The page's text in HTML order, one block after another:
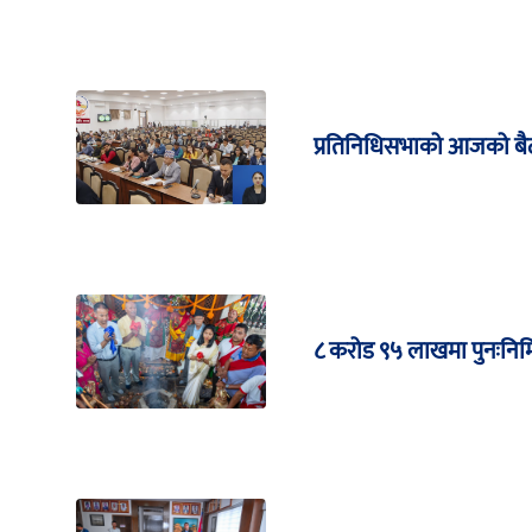
प्रतिनिधिसभाको आजको
८ करोड ९५ लाखमा